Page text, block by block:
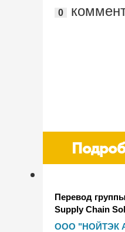
0
Перевод
Supply Chain
ООО "НОЙТЭК